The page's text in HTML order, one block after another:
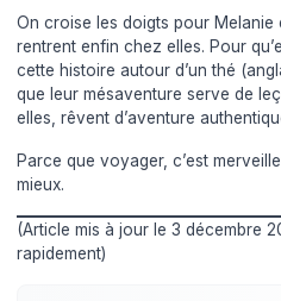
On croise les doigts pour Melanie
rentrent enfin chez elles. Pour
cette histoire autour d’un thé
que leur mésaventure serve de
elles, rêvent d’aventure
Parce que voyager, c’est
mieux.
(Article mis à jour le 3 décembre
rapidement)